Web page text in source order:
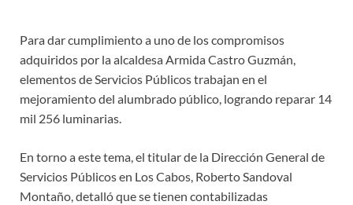
Para dar cumplimiento a uno de los compromisos
adquiridos por la alcaldesa Armida Castro Guzmán,
elementos de Servicios Públicos trabajan en el
mejoramiento del alumbrado público, logrando reparar 14
mil 256 luminarias.
En torno a este tema, el titular de la Dirección General de
Servicios Públicos en Los Cabos, Roberto Sandoval
Montaño, detalló que se tienen contabilizadas